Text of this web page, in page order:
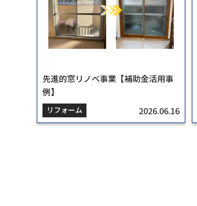
先進的窓リノベ事業【補助金活用事
例】
リフォーム 2026.06.16
相続した連棟式建物（空き家）の買
取相談
相続・空き家 2024.05.13
売却時の不用品（残置物）撤去事例
売却 2024.06.18
尼崎市／農地転用による土地活用
不動産活用 2024.08.23
宝塚市／駐車場アスファルト敷設工
事
賃貸管理 2024.10.11
先進的窓リノベ事業【補助金活用事
例】
リフォーム 2026.06.16